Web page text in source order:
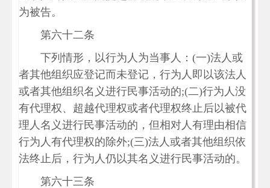
为被告。
第六十二条
下列情形，以行为人为当事人：(一)法人或
者其他组织应登记而未登记，行为人即以该法人
或者其他组织名义进行民事活动的;(二)行为人没
有代理权、超越代理权或者代理权终止后以被代
理人名义进行民事活动的，但相对人有理由相信
行为人有代理权的除外;(三)法人或者其他组织依
法终止后，行为人仍以其名义进行民事活动的。
第六十三条